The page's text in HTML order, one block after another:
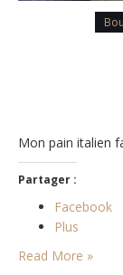
Mon pain italien
Partager :
Facebook
Plus
Read More »